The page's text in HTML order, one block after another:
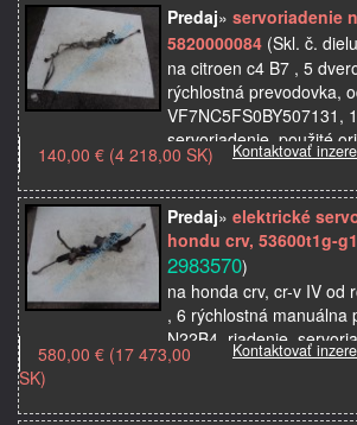
Predaj» servoriadenie
5820000084 (Skl. č.
na citroen c4 B7 , 5
rýchlostná prevodovka,
VF7NC5FS0BY507131,
servoriadenie, použité
autosúčiastky z
Kontaktovať
140,00 € (4 218,00 SK)
Predaj» elektrické
hondu crv, 53600t1g-
2983570)
na honda crv, cr-v IV od
, 6 rýchlostná manuálna
N22B4, riadenie,
originálne autosúčiastky
Kontaktovať
580,00 € (17 473,00
SK)